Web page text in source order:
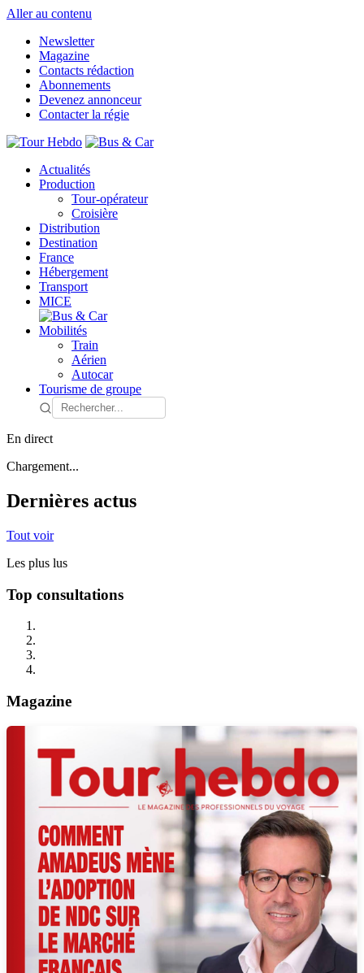
Aller au contenu
Newsletter
Magazine
Contacts rédaction
Abonnements
Devenez annonceur
Contacter la régie
Actualités
Production
Tour-opérateur
Croisière
Distribution
Destination
France
Hébergement
Transport
MICE
Mobilités
Train
Aérien
Autocar
Tourisme de groupe
En direct
Chargement...
Dernières actus
Tout voir
Les plus lus
Top consultations
Magazine